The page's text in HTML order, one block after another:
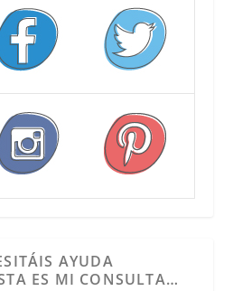
AYUDA
ES MI CONSULTA…